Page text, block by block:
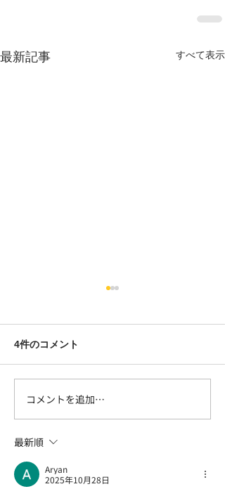
最新記事 すべて表示
【募集開始】北横岳で雪
山入門
4件のコメント
コメントを追加…
最新順
Aryan
2025年10月28日